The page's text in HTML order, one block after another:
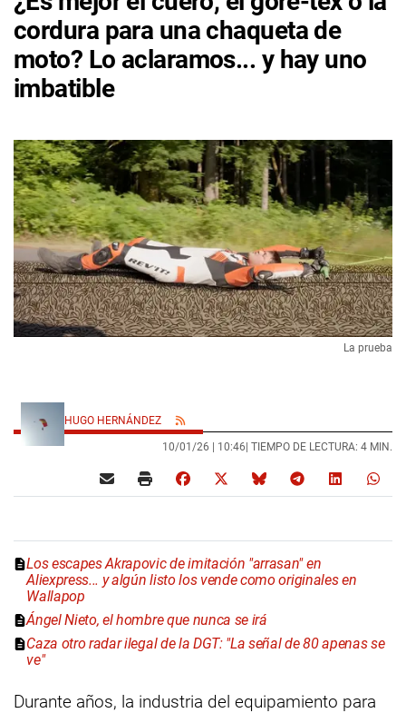
cordura para una chaqueta de
moto? Lo aclaramos... y hay uno
imbatible
La prueba
HUGO HERNÁNDEZ
10/01/26 | 10:46| TIEMPO DE LECTURA: 4 MIN.
Los escapes Akrapovic de imitación "arrasan" en
Aliexpress... y algún listo los vende como originales en
Wallapop
Ángel Nieto, el hombre que nunca se irá
Caza otro radar ilegal de la DGT: "La señal de 80 apenas se
ve"
Durante años, la industria del equipamiento para